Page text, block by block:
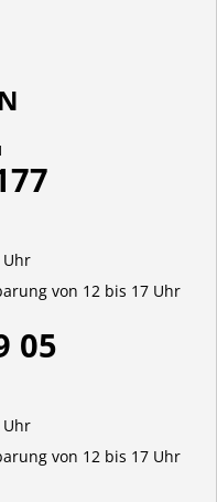
Uhr
von 12 bis 17 Uhr
05
Uhr
von 12 bis 17 Uhr